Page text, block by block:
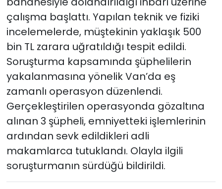
çalışma başlattı. Yapılan teknik ve fiziki
incelemelerde, müştekinin yaklaşık 500
bin TL zarara uğratıldığı tespit edildi.
Soruşturma kapsamında şüphelilerin
yakalanmasına yönelik Van’da eş
zamanlı operasyon düzenlendi.
Gerçekleştirilen operasyonda gözaltına
alınan 3 şüpheli, emniyetteki işlemlerinin
ardından sevk edildikleri adli
makamlarca tutuklandı. Olayla ilgili
soruşturmanın sürdüğü bildirildi.